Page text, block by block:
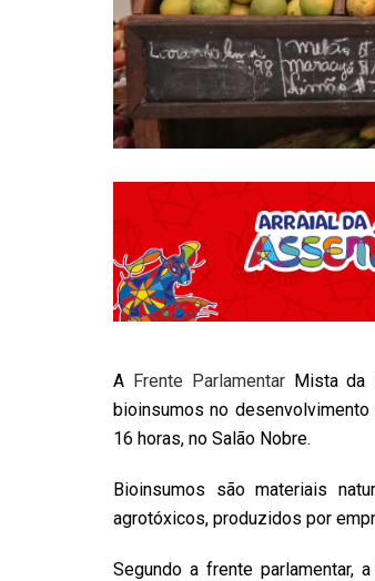
A Frente ParlamentarMista da
bioinsumos no
16 horas, no Salão Nobre.
Bioinsumos são materiais
agrotóxicos, produzidos por
Segundo a frente parlamentar,